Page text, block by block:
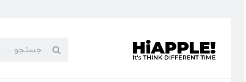
content
جستجو